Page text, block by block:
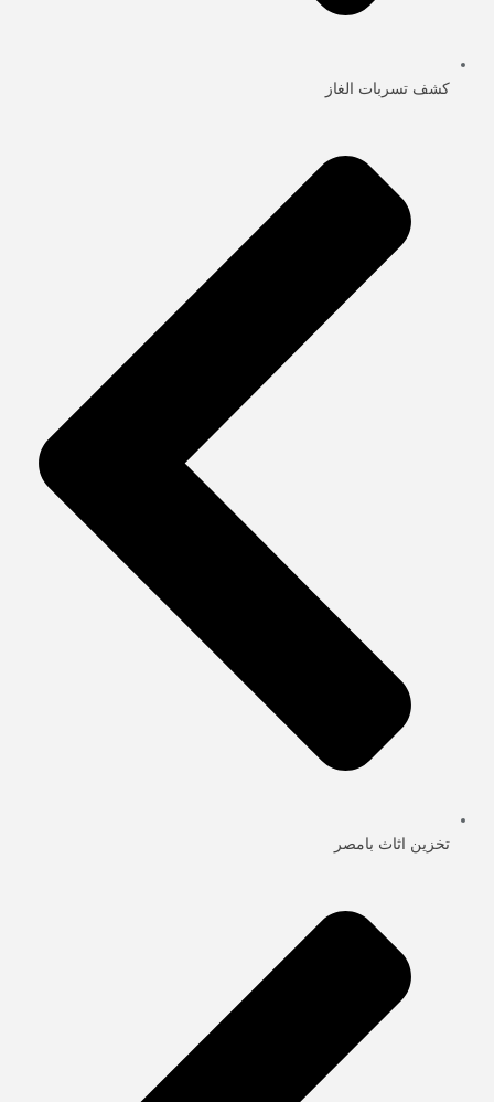
كشف تسربات الغاز
تخزين اثاث بامصر